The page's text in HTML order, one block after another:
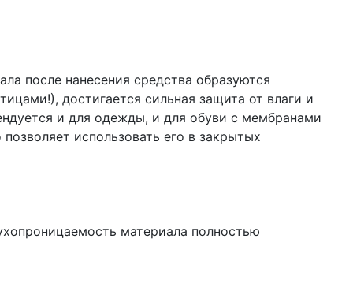
после нанесения средства образуются
достигается сильная защита от влаги и
и для одежды, и для обуви с мембранами
использовать его в закрытых
материала полностью